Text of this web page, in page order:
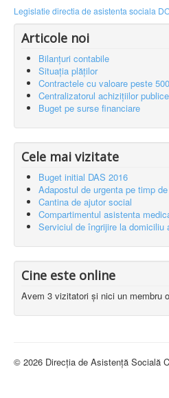
CONTACT
INTEGRITATEA INSTITUTIONALA
Sunteți aici: Acasă
Legislatie directia de asistenta sociala
Articole noi
Bilanțuri contabile
Situația plăților
Contractele cu valoare peste
Centralizatorul achizițiilor publice
Buget pe surse financiare
Cele mai vizitate
Buget initial DAS 2016
Adapostul de urgenta pe timp
Cantina de ajutor social
Compartimentul asistenta
Serviciul de îngrijire la domiciliu
Cine este online
Avem 3 vizitatori și nici un membru
© 2026 Direcția de Asistență Socială